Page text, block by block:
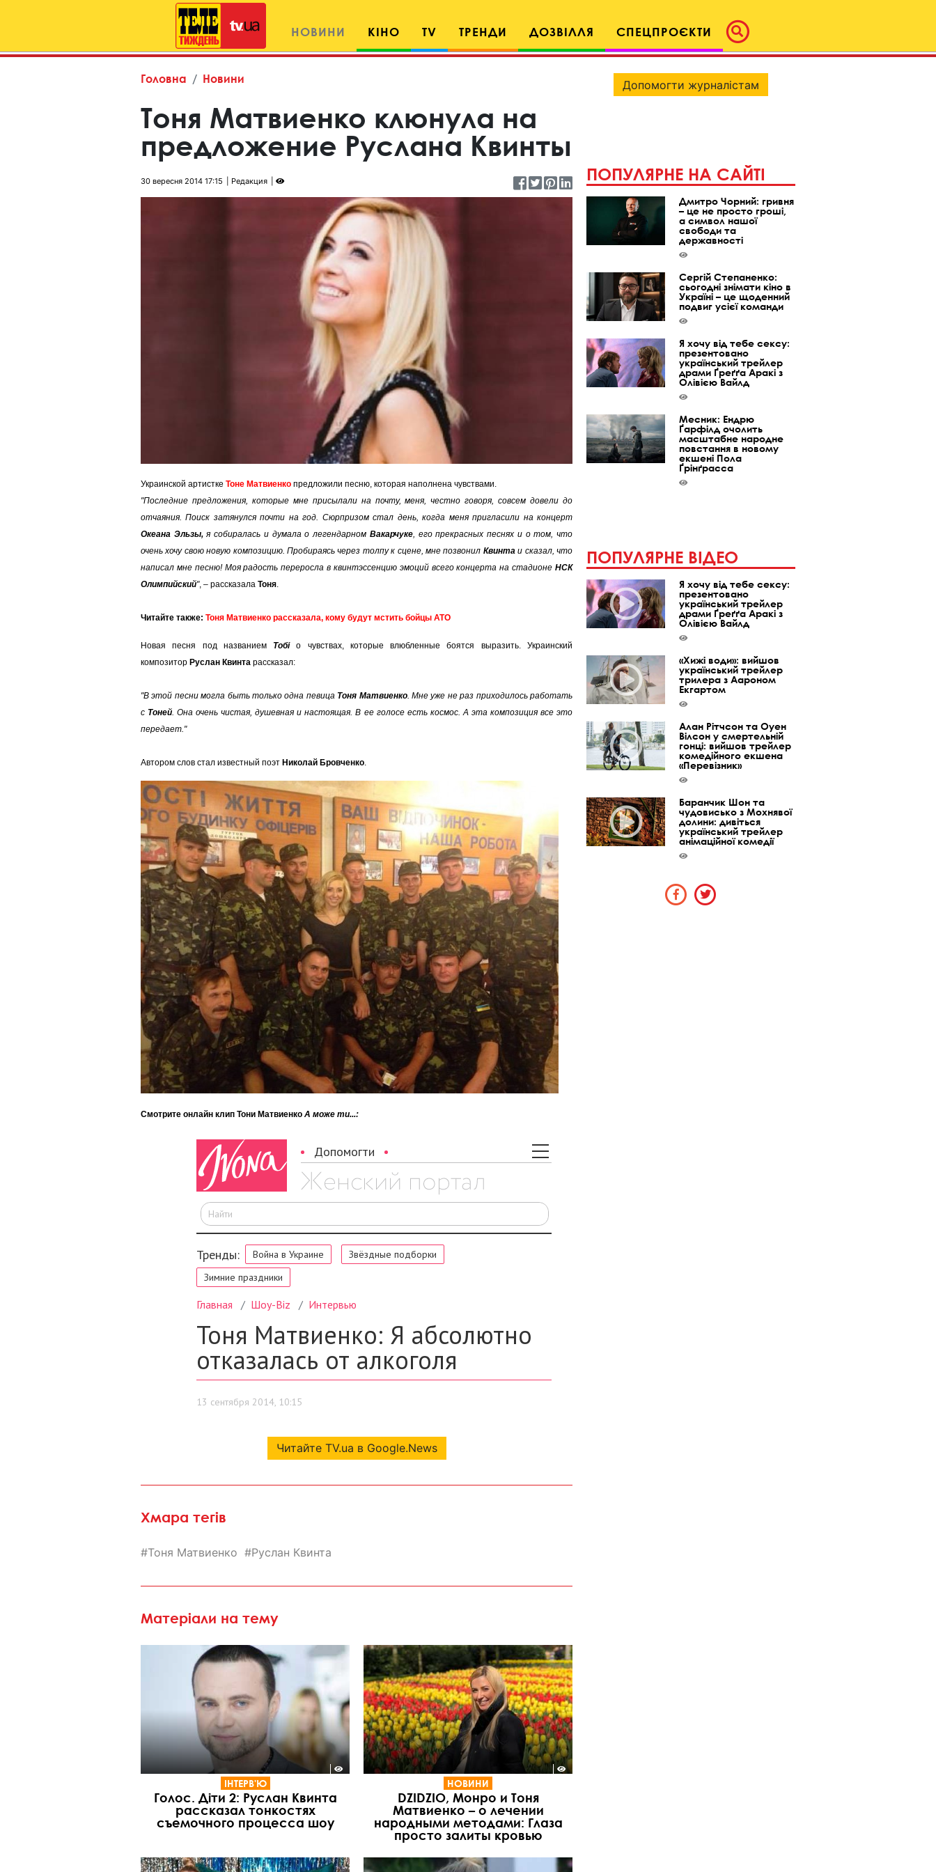
НОВИНИ КІНО TV ТРЕНДИ ДОЗВІЛЛЯ СПЕЦПРОЄКТИ
Головна Новини
Тоня Матвиенко клюнула на
предложение Руслана Квинты
30 вересня 2014 17:15 Редакция
Украинской артистке Тоне Матвиенко предложили песню, которая наполнена чувствами.
"Последние предложения, которые мне присылали на почту, меня, честно говоря, совсем довели до
отчаяния. Поиск затянулся почти на год. Сюрпризом стал день, когда меня пригласили на концерт
Океана Эльзы,я собиралась и думала о легендарном Вакарчуке, его прекрасных песнях и о том, что
очень хочу свою новую композицию. Пробираясь через толпу к сцене, мне позвонил Квинтаи сказал, что
написал мне песню! Моя радость переросла в квинтэссенцию эмоций всего концерта на стадионе НСК
Олимпийский", – рассказала Тоня
Читайте также: Тоня Матвиенко рассказала, кому будут мстить бойцы АТО
Новая песня под названием Тобі
о чувствах, которые влюбленные боятся выразить. Украинский
композитор Руслан Квинта рассказал:
"В этой песни могла быть только одна певица Тоня Матвиенко. Мне уже не раз приходилось работать
с Тоней . Она очень чистая, душевная и настоящая. В ее голосе есть космос. А эта композиция все это
передает."
Автором слов стал известный поэт Николай Бровченко
Смотрите онлайн клип Тони Матвиенко А може ти...:
Читайте TV.ua в Google.News
Хмара тегів
Тоня Матвиенко Руслан Квинта
Матеріали на тему
ІНТЕРВ'Ю
Голос. Діти 2: Руслан Квинта
рассказал тонкостях
съемочного процесса шоу
НОВИНИ
DZIDZIO, Монро и Тоня
Матвиенко – о лечении
народными методами: Глаза
просто залиты кровью
Допомогти журналістам
ПОПУЛЯРНЕ НА САЙТІ
Дмитро Чорний: гривня
– це не просто гроші,
а символ нашої
свободи та
державності
Сергій Степаненко:
сьогодні знімати кіно в
Україні – це щоденний
подвиг усієї команди
Я хочу від тебе сексу:
презентовано
український трейлер
драми Ґреґґа Аракі з
Олівією Вайлд
Месник: Ендрю
Ґарфілд очолить
масштабне народне
повстання в новому
екшені Пола
Ґрінґрасса
ПОПУЛЯРНЕ ВІДЕО
Я хочу від тебе сексу:
презентовано
український трейлер
драми Ґреґґа Аракі з
Олівією Вайлд
«Хижі води»: вийшов
український трейлер
трилера з Аароном
Екгартом
Алан Рітчсон та Оуен
Вілсон у смертельній
гонці: вийшов трейлер
комедійного екшена
«Перевізник»
Баранчик Шон та
чудовисько з Мохнявої
долини: дивіться
український трейлер
анімаційної комедії